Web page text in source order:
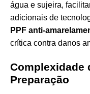
água e sujeira,
adicionais de
PPF anti-
crítica contra danos
Complexidade
Preparação